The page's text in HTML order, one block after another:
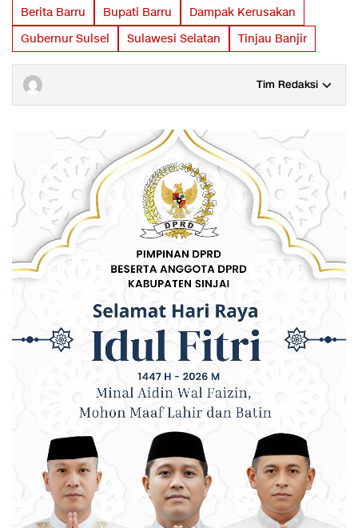
Berita Barru
Bupati Barru
Dampak Kerusakan
Gubernur Sulsel
Sulawesi Selatan Tinjau Banjir
Tim Redaksi